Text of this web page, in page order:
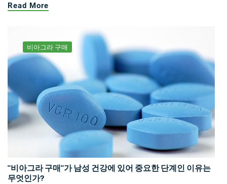
Read More
비아그라 구매
"비아그라 구매"가 남성 건강에 있어 중요한 단계인 이유는
무엇인가?